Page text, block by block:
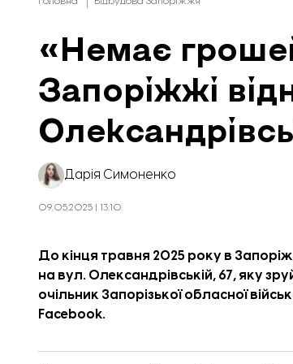
«Немає
Запоріжжі
Дарія Симоненко
09.05.2025 | 13:10
До кінця травня 2025 року в
на вул. Олександрівській, 67, яку
очільник Запорізької обласної
Facebook.